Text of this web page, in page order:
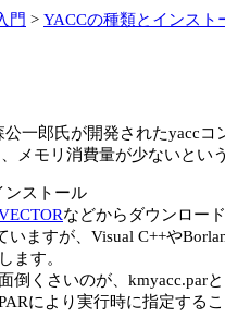
門 > YACCの種類とインスト
一郎氏が開発されたyacc
メモリ消費量が少ないとい
ンストール
などからダウンロー
いますが、Visual C++や
ます。
倒くさいのが、kmyacc.par
により実行時に指定する